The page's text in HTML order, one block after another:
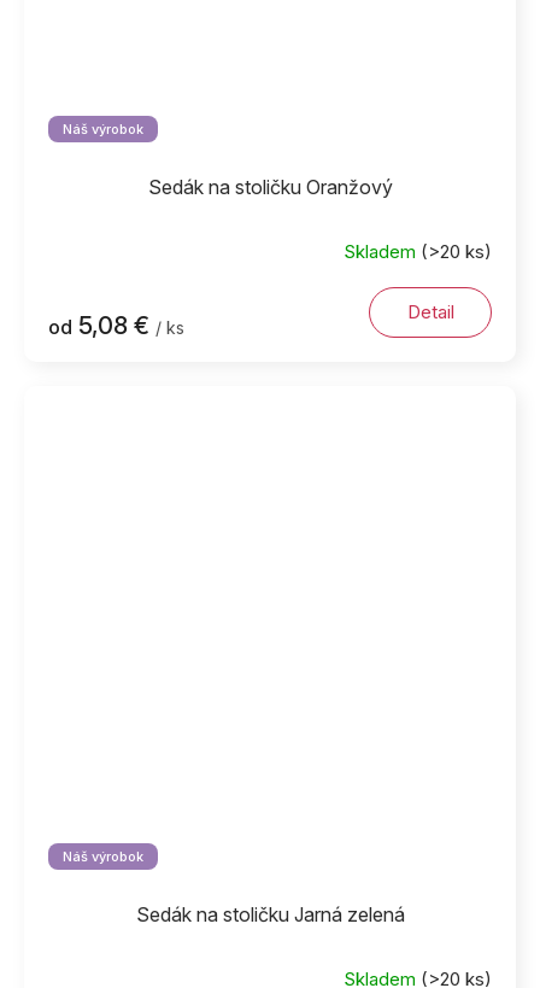
Náš výrobok
Sedák na stoličku Oranžový
Skladem (>20 ks)
od 5,08 € / ks
Detail
Náš výrobok
Sedák na stoličku Jarná zelená
Skladem (>20 ks)